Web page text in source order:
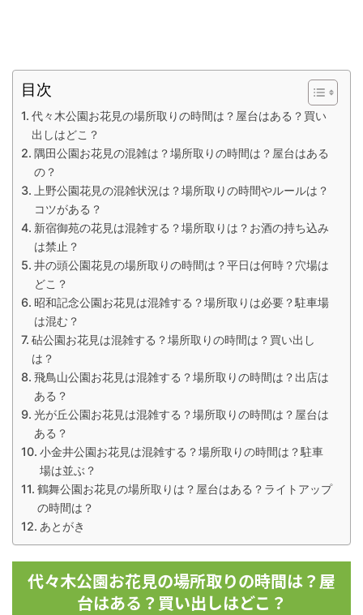
目次
代々木公園お花見の場所取りの時間は？屋台はある？買い
出しはどこ？
隅田公園お花見の混雑は？場所取りの時間は？屋台はある
の？
上野公園花見の混雑状況は？場所取りの時間やルールは？
コツがある？
新宿御苑の花見は混雑する？場所取りは？お酒の持ち込み
は禁止？
井の頭公園花見の場所取りの時間は？平日は何時？穴場は
どこ？
昭和記念公園お花見は混雑する？場所取りは必要？駐車場
は混む？
砧公園お花見は混雑する？場所取りの時間は？買い出し
は？
飛鳥山公園お花見は混雑する？場所取りの時間は？出店は
ある？
光が丘公園お花見は混雑する？場所取りの時間は？屋台は
ある？
小金井公園お花見は混雑する？場所取りの時間は？駐車
場は並ぶ？
鶴舞公園お花見の場所取りは？屋台はある？ライトアップ
の時間は？
あとがき
代々木公園お花見の場所取りの時間は？屋
台はある？買い出しはどこ？